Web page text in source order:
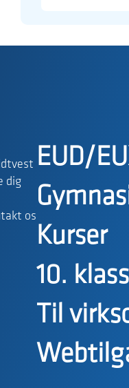
dig
os
EUD/
Kurser
10.
Til